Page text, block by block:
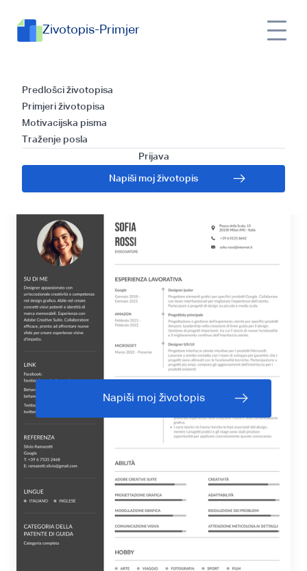
Zivotopis-Primjer
Predlošci životopisa
Primjeri životopisa
Motivacijska pisma
Traženje posla
Prijava
Napiši moj životopis
Savjeti za pisanje
životopisa na
talijanskom jeziku
Napiši moj životopis